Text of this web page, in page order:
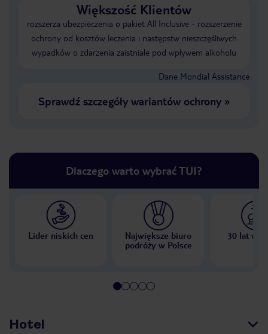
Większość Klientów
rozszerza ubezpieczenia o pakiet All Inclusive - rozszerzenie
ochrony od kosztów leczenia i następstw nieszczęśliwych
wypadków o zdarzenia zaistniałe pod wpływem alkoholu
Dane Mondial Assistance
Sprawdź szczegóły wariantów ochrony»
Dlaczego warto wybrać TUI?
Lider niskich cen
Największe biuro
podróży w Polsce
30 lat w
Hotel